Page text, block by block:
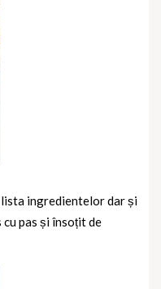
ingredientelor dar și
cu pas și însoțit de